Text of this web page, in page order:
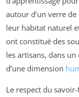
autour d’un verre
leur habitat naturel
ont constitué des
les artisans, dans
d’une dimension
Le respect du